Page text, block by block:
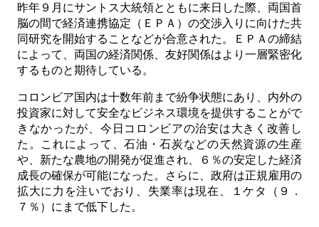
昨年９月にサントス大統領とともに来日した際、両国首
脳の間で経済連携協定（ＥＰＡ）の交渉入りに向けた共
同研究を開始することなどが合意された。ＥＰＡの締結
によって、両国の経済関係、友好関係はより一層緊密化
するものと期待している。
コロンビア国内は十数年前まで紛争状態にあり、内外の
投資家に対して安全なビジネス環境を提供することがで
きなかったが、今日コロンビアの治安は大きく改善し
た。これによって、石油・石炭などの天然資源の生産
や、新たな農地の開発が促進され、６％の安定した経済
成長の確保が可能になった。さらに、政府は正規雇用の
拡大に力を注いでおり、失業率は現在、１ケタ（９．
７％）にまで低下した。